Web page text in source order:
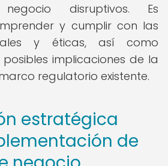
disruptivos. Es
y cumplir con las
y éticas, así como
implicaciones de la
regulatorio existente.
estratégica
de